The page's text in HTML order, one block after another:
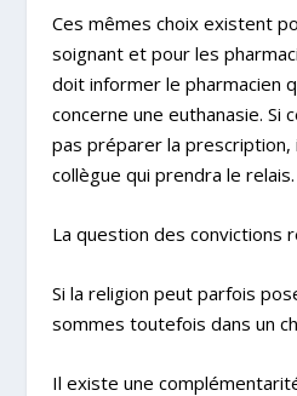
Ces mêmes choix existent
soignant et pour les
doit informer le pharmacien
concerne une euthanasie. Si
pas préparer la prescription,
collègue qui prendra le relais.
La question des convictions
Si la religion peut parfois
sommes toutefois dans un
Il existe une